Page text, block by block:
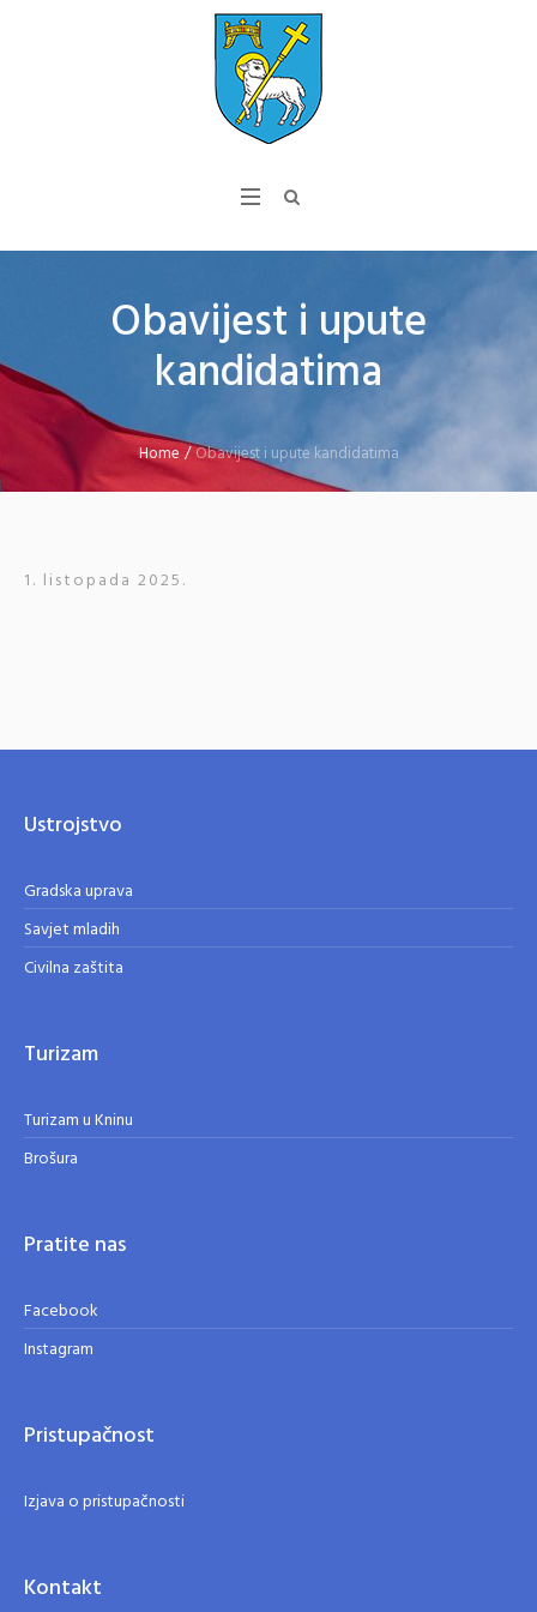
Obavijest i upute
kandidatima
Home /Obavijest i upute kandidatima
1. listopada 2025.
Ustrojstvo
Gradska uprava
Savjet mladih
Civilna zaštita
Turizam
Turizam u Kninu
Brošura
Pratite nas
Facebook
Instagram
Pristupačnost
Izjava o pristupačnosti
Kontakt